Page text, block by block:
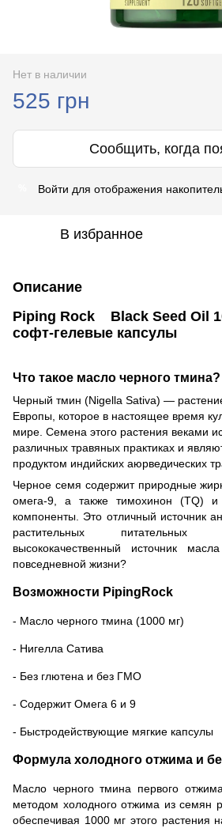
Нет в наличии
525 грн
Сообщить, когда
Войти для отображения
В избранное
Описание
Piping Rock Black Seed Oil
софт-гелевые капсулы
Что такое масло черного тмина?
Черный тмин (Nigella Sativa) —
Европы, которое в настоящее время
мире. Семена этого растения веками
различных травяных практиках и
продуктом индийских аюрведических
Черное семя содержит природные
омега-9, а также тимохинон (TQ) и
компоненты. Это отличный источник
растительных
высококачественный источник
повседневной жизни?
Возможности PipingRock
- Масло черного тмина (1000 мг)
- Нигелла Сатива
- Без глютена и без ГМО
- Содержит Омега 6 и 9
- Быстродействующие мягкие капсулы
Формула холодного отжима и
Масло черного тмина первого
методом холодного отжима из семян
обеспечивая 1000 мг этого растения